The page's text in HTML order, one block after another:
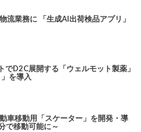
流業務に 「生成AI出荷検品アプリ」
でD2C展開する「ウェルモット製薬」
を導入
車移動用「スケーター」を開発・導
で移動可能に～